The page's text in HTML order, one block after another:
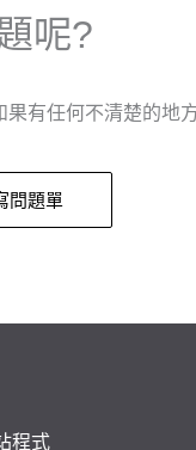
呢?
有任何不清楚的地
問題單
程式